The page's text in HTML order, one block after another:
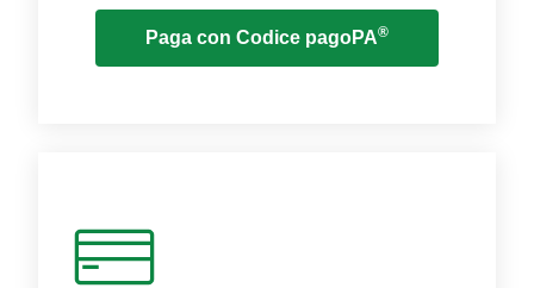
Paga con Codice pagoPA®